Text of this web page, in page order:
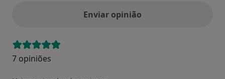
Enviar opinião
7 opiniões